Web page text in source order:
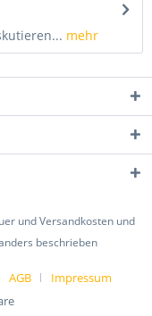
mehr
und Versandkosten und
beschrieben
AGB
Impressum